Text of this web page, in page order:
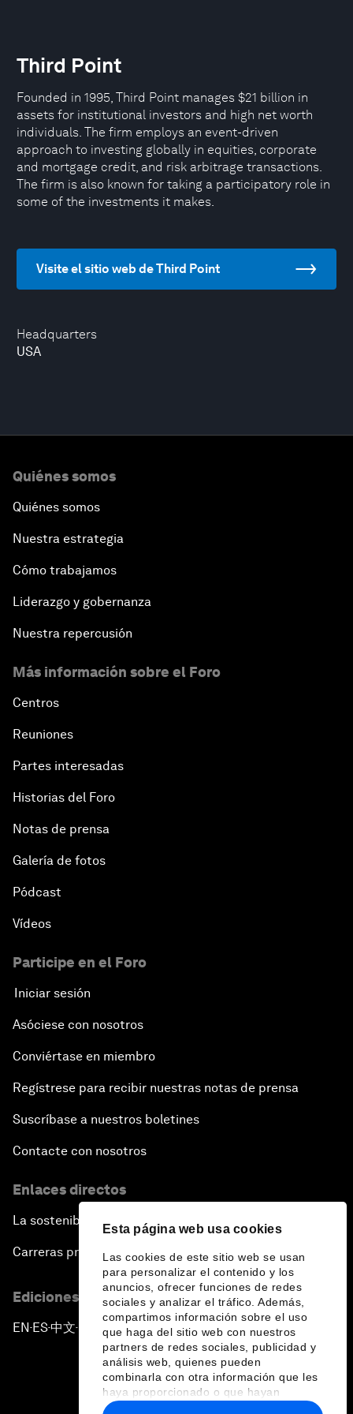
Esta página web usa cookies
Las cookies de este sitio web se usan
para personalizar el contenido y los
anuncios, ofrecer funciones de redes
sociales y analizar el tráfico. Además,
compartimos información sobre el uso
que haga del sitio web con nuestros
partners de redes sociales, publicidad y
análisis web, quienes pueden
combinarla con otra información que les
haya proporcionado o que hayan
recopilado a partir del uso que haya
Headquarters
USA
Third Point
Founded in 1995, Third Point manages $21 billion in
assets for institutional investors and high net worth
individuals. The firm employs an event-driven
approach to investing globally in equities, corporate
and mortgage credit, and risk arbitrage transactions.
The firm is also known for taking a participatory role in
some of the investments it makes.
Visite el sitio web de Third Point
Quiénes somos
Quiénes somos
Nuestra estrategia
Cómo trabajamos
Liderazgo y gobernanza
Nuestra repercusión
Más información sobre el Foro
Centros
Reuniones
Partes interesadas
Historias del Foro
Notas de prensa
Galería de fotos
Pódcast
Vídeos
Participe en el Foro
Iniciar sesión
Asóciese con nosotros
Conviértase en miembro
Regístrese para recibir nuestras notas de prensa
Suscríbase a nuestros boletines
Contacte con nosotros
Enlaces directos
La sostenibilidad en el Foro
Carreras profesionales
Ediciones en otros idiomas
EN ▪ES▪中文▪ 日本語